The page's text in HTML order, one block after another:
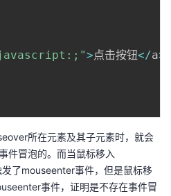
>点击按钮</a>
所在元素及其子元素时，就会
件冒泡的。而当鼠标移入
了mouseenter事件，但是鼠标移
事件，证明是不存在事件冒